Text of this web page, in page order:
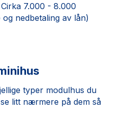
Cirka 7.000 - 8.000
nedbetaling av lån)
typer modulhus du
litt nærmere på dem så